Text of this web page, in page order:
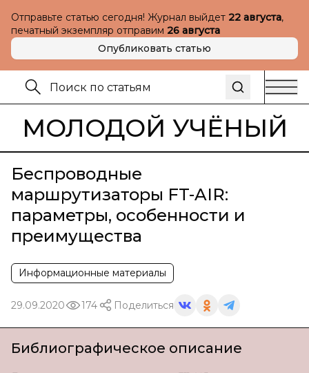
Отправьте статью сегодня! Журнал выйдет 22 августа,
печатный экземпляр отправим 26 августа
Опубликовать статью
МОЛОДОЙ УЧЁНЫЙ
Беспроводные
маршрутизаторы FT-AIR:
параметры, особенности и
преимущества
Информационные материалы
29.09.2020 174 Поделиться
Библиографическое описание